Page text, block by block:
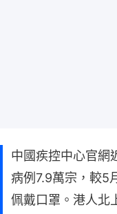
中國疾控中心官網
病例7.9萬宗，較5
佩戴口罩。港人北